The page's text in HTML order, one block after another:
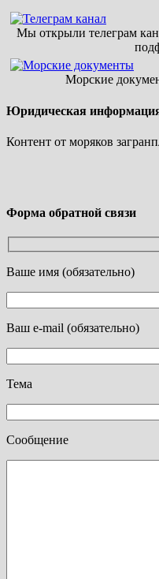
Мы открыли телеграм
Морские
Юридическая
Контент от моряков
Форма обратной связи
Ваше имя (обязательно)
Ваш e-mail (обязательно)
Тема
Сообщение